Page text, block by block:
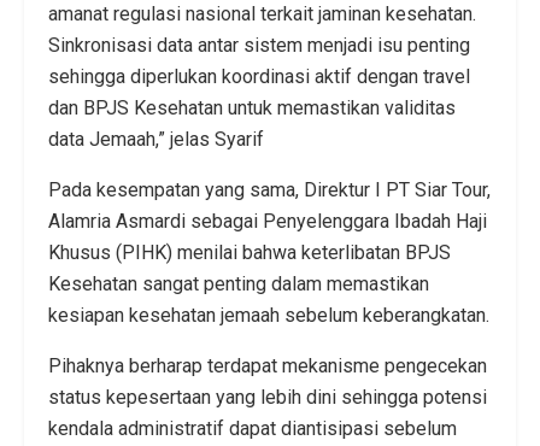
amanat regulasi nasional terkait jaminan kesehatan.
Sinkronisasi data antar sistem menjadi isu penting
sehingga diperlukan koordinasi aktif dengan travel
dan BPJS Kesehatan untuk memastikan validitas
data Jemaah,” jelas Syarif
Pada kesempatan yang sama, Direktur I PT Siar Tour,
Alamria Asmardi sebagai Penyelenggara Ibadah Haji
Khusus (PIHK) menilai bahwa keterlibatan BPJS
Kesehatan sangat penting dalam memastikan
kesiapan kesehatan jemaah sebelum keberangkatan.
Pihaknya berharap terdapat mekanisme pengecekan
status kepesertaan yang lebih dini sehingga potensi
kendala administratif dapat diantisipasi sebelum